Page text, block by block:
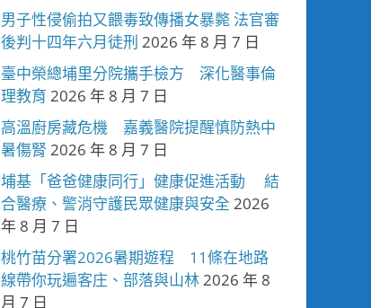
男子性侵偷拍又餵毒致傳播女暴斃 法官審
後判十四年六月徒刑 2026 年 8 月 7 日
臺中榮總埔里分院攜手檢方 深化醫事倫
理教育 2026 年 8 月 7 日
高溫廚房藏危機 嘉義醫院提醒慎防熱中
暑傷腎 2026 年 8 月 7 日
埔基「爸爸健康同行」健康促進活動 結
合醫療、警消守護民眾健康與安全 2026
年 8 月 7 日
桃竹苗分署2026暑期遊程 11條在地路
線帶你玩遍客庄、部落與山林2026 年 8
月 7 日